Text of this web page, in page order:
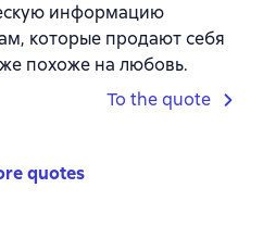
информацию
которые продают себя
похоже на любовь.
To the quote
quotes